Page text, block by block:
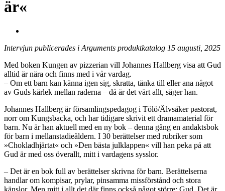
är«
Intervjun publicerades i Arguments produktkatalog 15 augusti, 2025
Med boken Kungen av pizzerian vill Johannes Hallberg visa att Gud
alltid är nära och finns med i vår vardag.
– Om ett barn kan känna igen sig, skratta, tänka till eller ana något
av Guds kärlek mellan raderna – då är det värt allt, säger han.
Johannes Hallberg är församlingspedagog i Tölö/Älvsåker pastorat,
norr om Kungsbacka, och har tidigare skrivit ett drama­material för
barn. Nu är han aktuell med en ny bok – denna gång en andaktsbok
för barn i mellanstadieåldern. I 30 berättelser med rubriker som
»Chokladhjärtat« och »Den bästa julklappen« vill han peka på att
Gud är med oss överallt, mitt i vardagens sysslor.
– Det är en bok full av berättelser skrivna för barn. Berättelserna
handlar om kompisar, prylar, pinsamma missförstånd och stora